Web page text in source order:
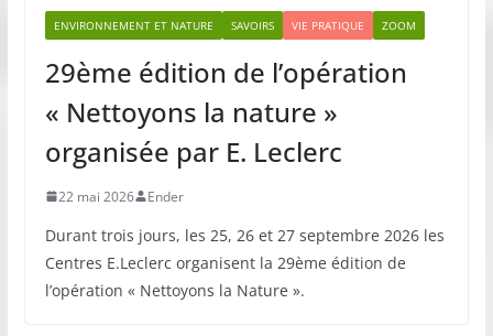
ENVIRONNEMENT ET NATURE SAVOIRS VIE PRATIQUE ZOOM
29ème édition de l’opération
« Nettoyons la nature »
organisée par E. Leclerc
22 mai 2026 Ender
Durant trois jours, les 25, 26 et 27 septembre 2026 les
Centres E.Leclerc organisent la 29ème édition de
l’opération « Nettoyons la Nature ».